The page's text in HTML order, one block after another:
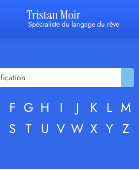
Tristan Moir
Spécialiste du langage du rêve
F G H I J K L M
S T U V W X Y Z